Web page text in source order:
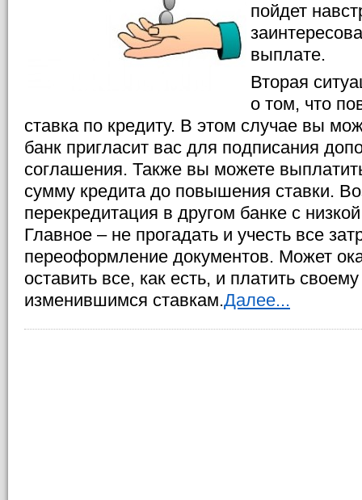
пойдет
выплате.
Вторая
о том, что
ставка по кредиту. В этом случае вы
банк пригласит вас для подписания
соглашения. Также вы можете
сумму кредита до повышения ставки.
перекредитация в другом банке с
Главное – не прогадать и учесть все
переоформление документов. Может
оставить все, как есть, и платить
изменившимся ставкам.Далее...